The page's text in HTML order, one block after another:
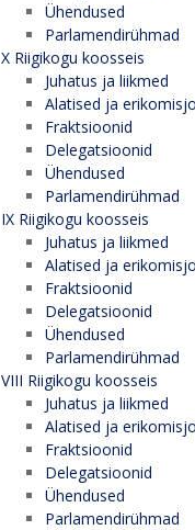
Ühendused
Parlamendirühmad
X Riigikogu koosseis
Juhatus ja liikmed
Alatised ja
Fraktsioonid
Delegatsioonid
Ühendused
Parlamendirühmad
IX Riigikogu koosseis
Juhatus ja liikmed
Alatised ja
Fraktsioonid
Delegatsioonid
Ühendused
Parlamendirühmad
VIII Riigikogu koosseis
Juhatus ja liikmed
Alatised ja
Fraktsioonid
Delegatsioonid
Ühendused
Parlamendirühmad